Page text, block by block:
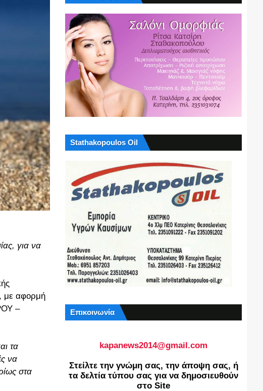
για να
με αφορμή
–
τα
να
στα
Stathakopoulos Oil
Επικοινωνία
kapanews2014@gmail.com
Στείλτε την γνώμη σας, την άποψη σας, ή
τα δελτία τύπου σας για να δημοσιευθούν
στο Site